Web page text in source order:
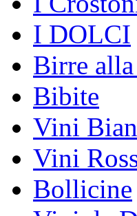
I DOLCI
Birre
Bibite
Vini
Vini
Bollicine